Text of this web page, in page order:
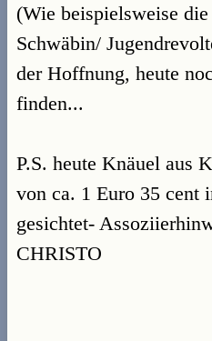
(Wie beispielsweise
Schwäbin/
der Hoffnung, heute
finden...
P.S. heute Knäuel aus
von ca. 1 Euro 35 cent
gesichtet-
CHRISTO